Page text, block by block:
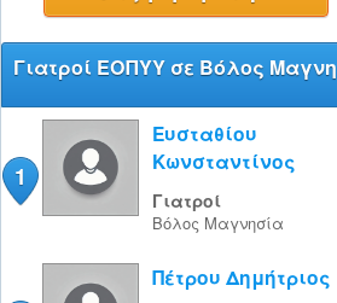
Γιατροί ΕΟΠΥΥ σε Βόλος
1
Ευσταθίου
Κωνσταντίνος
Γιατροί
Βόλος Μαγνησία
Πέτρου Δημήτριος